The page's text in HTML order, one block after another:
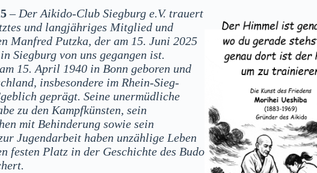
– Der Aikido-Club Siegburg e.V. trauert
und langjähriges Mitglied und
Manfred Putzka, der am 15. Juni 2025
Siegburg von uns gegangen ist.
15. April 1940 in Bonn geboren und
insbesondere im Rhein-Sieg-
geprägt. Seine unermüdliche
zu den Kampfkünsten, sein
mit Behinderung sowie sein
Jugendarbeit haben unzählige Leben
festen Platz in der Geschichte des Budo